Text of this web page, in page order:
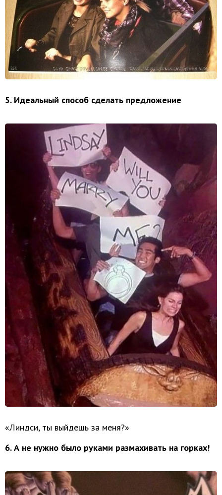
5. Идеальный способ сделать предложение
«Линдси, ты выйдешь за меня?»
6. А не нужно было руками размахивать на горках!